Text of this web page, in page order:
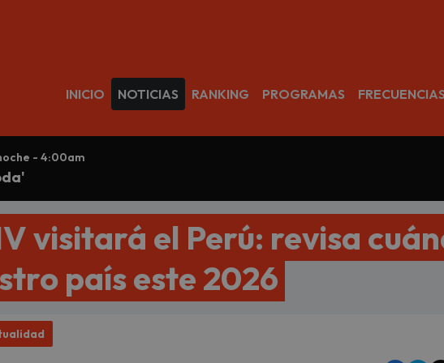
INICIO NOTICIAS RANKING PROGRAMAS FRECUENCIAS
- 4:00am
visitará el Perú: revisa
país este 2026